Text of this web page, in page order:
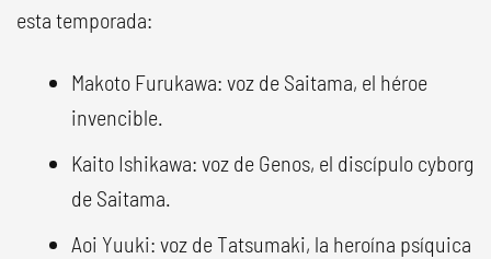
esta temporada:
Makoto Furukawa: voz de Saitama, el héroe
invencible.
Kaito Ishikawa: voz de Genos, el discípulo cyborg
de Saitama.
Aoi Yuuki: voz de Tatsumaki, la heroína psíquica